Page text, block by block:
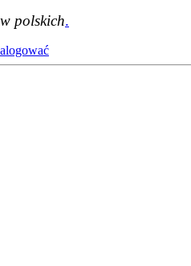
polskich.